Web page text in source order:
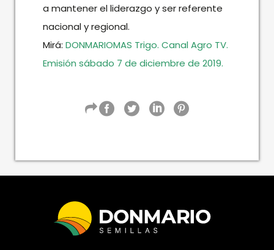
a mantener el liderazgo y ser referente
nacional y regional.
Mirá: DONMARIOMAS Trigo. Canal Agro TV.
Emisión sábado 7 de diciembre de 2019.